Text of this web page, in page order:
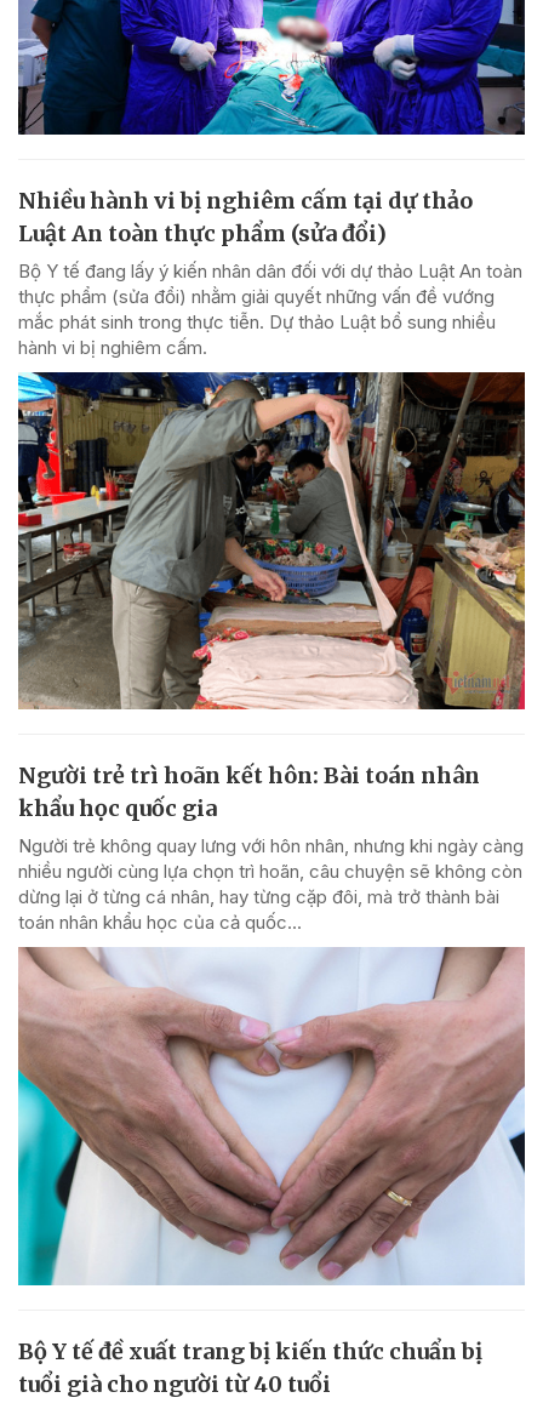
Nhiều hành vi bị nghiêm cấm tại dự thảo
Luật An toàn thực phẩm (sửa đổi)
Bộ Y tế đang lấy ý kiến nhân dân đối với dự thảo Luật An toàn
thực phẩm (sửa đổi) nhằm giải quyết những vấn đề vướng
mắc phát sinh trong thực tiễn. Dự thảo Luật bổ sung nhiều
hành vi bị nghiêm cấm.
Người trẻ trì hoãn kết hôn: Bài toán nhân
khẩu học quốc gia
Người trẻ không quay lưng với hôn nhân, nhưng khi ngày càng
nhiều người cùng lựa chọn trì hoãn, câu chuyện sẽ không còn
dừng lại ở từng cá nhân, hay từng cặp đôi, mà trở thành bài
toán nhân khẩu học của cả quốc...
Bộ Y tế đề xuất trang bị kiến thức chuẩn bị
tuổi già cho người từ 40 tuổi